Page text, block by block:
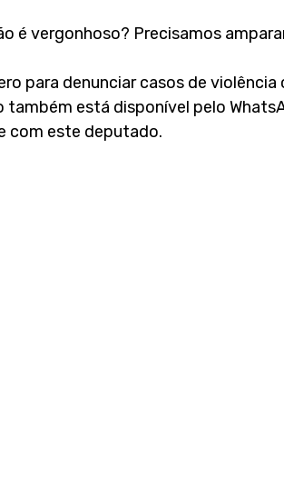
é vergonhoso? Precisamos
para denunciar casos de
também está disponível pelo
com este deputado.